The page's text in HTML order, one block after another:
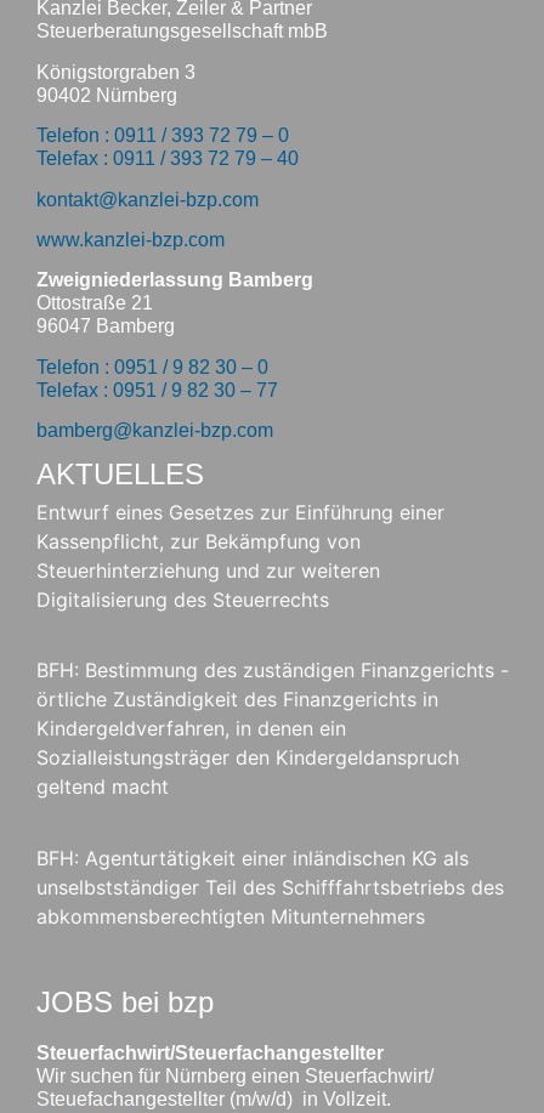
Kanzlei Becker, Zeiler & Partner
Steuerberatungsgesellschaft mbB
Königstorgraben 3
90402 Nürnberg
Telefon : 0911 / 393 72 79 – 0
Telefax : 0911 / 393 72 79 – 40
kontakt@kanzlei-bzp.com
www.kanzlei-bzp.com
Zweigniederlassung Bamberg
Ottostraße 21
96047 Bamberg
Telefon : 0951 / 9 82 30 – 0
Telefax : 0951 / 9 82 30 – 77
bamberg@kanzlei-bzp.com
AKTUELLES
Entwurf eines Gesetzes zur Einführung einer
Kassenpflicht, zur Bekämpfung von
Steuerhinterziehung und zur weiteren
Digitalisierung des Steuerrechts
BFH: Bestimmung des zuständigen Finanzgerichts -
örtliche Zuständigkeit des Finanzgerichts in
Kindergeldverfahren, in denen ein
Sozialleistungsträger den Kindergeldanspruch
geltend macht
BFH: Agenturtätigkeit einer inländischen KG als
unselbstständiger Teil des Schifffahrtsbetriebs des
abkommensberechtigten Mitunternehmers
JOBS bei bzp
Steuerfachwirt/Steuerfachangestellter
Wir suchen für Nürnberg einen Steuerfachwirt/
Steuefachangestellter (m/w/d) in Vollzeit.